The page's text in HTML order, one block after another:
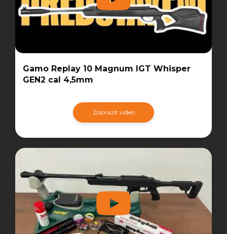
Gamo Replay 10 Magnum IGT Whisper
GEN2 cal 4,5mm
Zobrazit video